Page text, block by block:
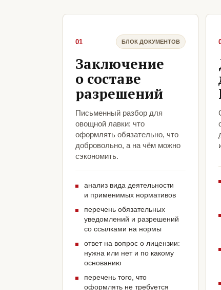
01 БЛОК ДОКУМЕНТОВ
Заключение
о составе
разрешений
Письменный разбор для
овощной лавки: что
оформлять обязательно, что
добровольно, а на чём можно
сэкономить.
анализ вида деятельности
и применимых нормативов
перечень обязательных
уведомлений и разрешений
со ссылками на нормы
ответ на вопрос о лицензии:
нужна или нет и по какому
основанию
перечень того, что
оформлять не требуется